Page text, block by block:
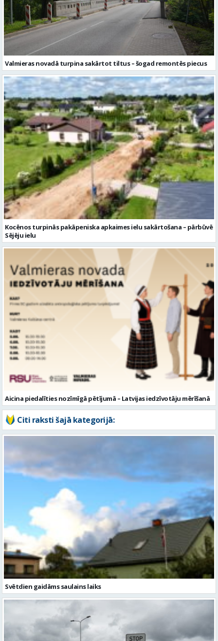
Valmieras novadā turpina sakārtot tiltus – šogad remontēs piecus
Kocēnos turpinās pakāpeniska apkaimes ielu sakārtošana – pārbūvē
Sējēju ielu
Aicina piedalīties nozīmīgā pētījumā – Latvijas iedzīvotāju mērīšanā
Citi raksti šajā kategorijā:
Svētdien gaidāms saulains laiks